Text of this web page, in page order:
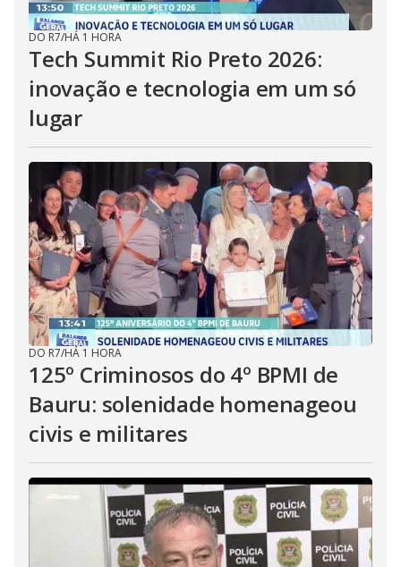
DO R7/HÁ 1 HORA
Tech Summit Rio Preto 2026:
inovação e tecnologia em um só
lugar
DO R7/HÁ 1 HORA
125º Criminosos do 4º BPMI de
Bauru: solenidade homenageou
civis e militares